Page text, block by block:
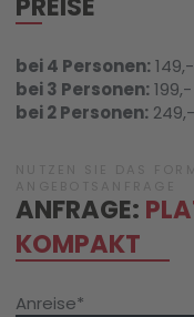
bei 4 Personen:
bei 3 Personen:
bei 2 Personen:
ANFRAGE:
KOMPAKT
Anreise*